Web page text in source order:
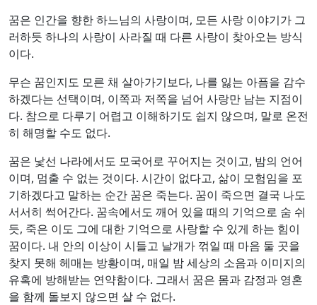
꿈은 인간을 향한 하느님의 사랑이며, 모든 사랑 이야기가 그
러하듯 하나의 사랑이 사라질 때 다른 사랑이 찾아오는 방식
이다.
무슨 꿈인지도 모른 채 살아가기보다, 나를 잃는 아픔을 감수
하겠다는 선택이며, 이쪽과 저쪽을 넘어 사랑만 남는 지점이
다. 참으로 다루기 어렵고 이해하기도 쉽지 않으며, 말로 온전
히 해명할 수도 없다.
꿈은 낯선 나라에서도 모국어로 꾸어지는 것이고, 밤의 언어
이며, 멈출 수 없는 것이다. 시간이 없다고, 삶이 모험임을 포
기하겠다고 말하는 순간 꿈은 죽는다. 꿈이 죽으면 결국 나도
서서히 썩어간다. 꿈속에서도 깨어 있을 때의 기억으로 숨 쉬
듯, 죽은 이도 그에 대한 기억으로 사랑할 수 있게 하는 힘이
꿈이다. 내 안의 이상이 시들고 날개가 꺾일 때 마음 둘 곳을
찾지 못해 헤매는 방황이며, 매일 밤 세상의 소음과 이미지의
유혹에 방해받는 연약함이다. 그래서 꿈은 몸과 감정과 영혼
을 함께 돌보지 않으면 살 수 없다.